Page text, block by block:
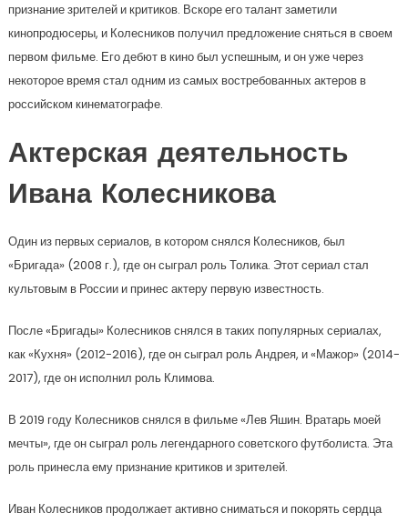
признание зрителей и критиков. Вскоре его талант заметили
кинопродюсеры, и Колесников получил предложение сняться в своем
первом фильме. Его дебют в кино был успешным, и он уже через
некоторое время стал одним из самых востребованных актеров в
российском кинематографе.
Актерская деятельность
Ивана Колесникова
Один из первых сериалов, в котором снялся Колесников, был
«Бригада» (2008 г.), где он сыграл роль Толика. Этот сериал стал
культовым в России и принес актеру первую известность.
После «Бригады» Колесников снялся в таких популярных сериалах,
как «Кухня» (2012-2016), где он сыграл роль Андрея, и «Мажор» (2014-
2017), где он исполнил роль Климова.
В 2019 году Колесников снялся в фильме «Лев Яшин. Вратарь моей
мечты», где он сыграл роль легендарного советского футболиста. Эта
роль принесла ему признание критиков и зрителей.
Иван Колесников продолжает активно сниматься и покорять сердца